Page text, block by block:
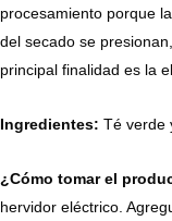
procesamiento porque
del secado se
principal finalidad es la
Ingredientes: Té verde
¿Cómo tomar el
hervidor eléctrico.